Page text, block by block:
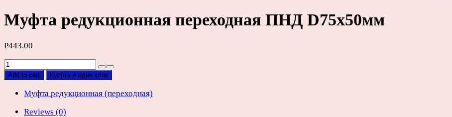
Муфта редукционная переходная ПНД D75х50мм
Р443.00
Муфта
редукционная
ПНД
quantity
Add to cart Купить в один клик
Муфта редукционная (переходная)
Reviews (0)